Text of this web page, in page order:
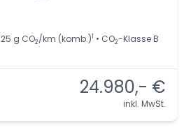
g CO2/km (komb.)1 • CO2-Klasse B
24.980,- €
inkl. MwSt.